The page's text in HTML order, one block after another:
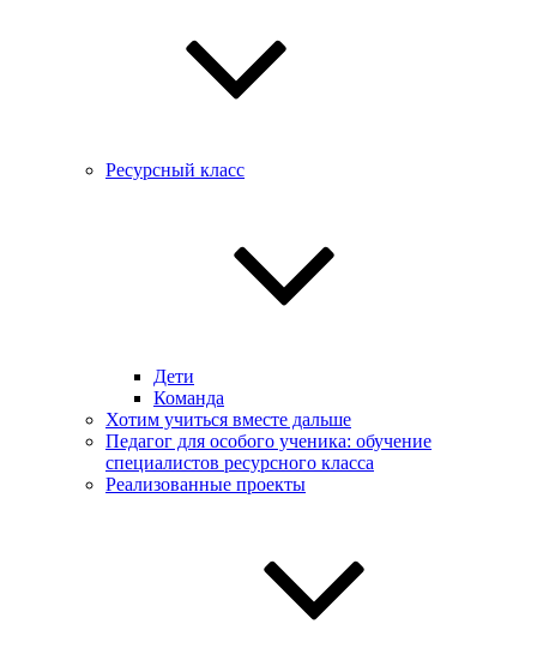
Ресурсный класс
Дети
Команда
Хотим учиться вместе дальше
Педагог для особого ученика: обучение
специалистов ресурсного класса
Реализованные проекты